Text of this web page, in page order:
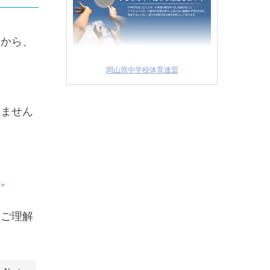
ら、
せん
理解
岡山県中学校体育連盟